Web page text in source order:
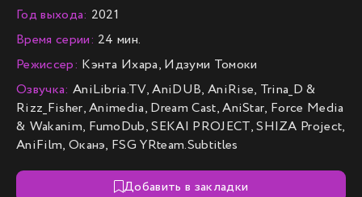
Год выхода: 2021
Время серии: 24 мин.
Режиссер: Кэнта Ихара, Идзуми Томоки
Озвучка: AniLibria.TV, AniDUB, AniRise, Trina_D &
Rizz_Fisher, Animedia, Dream Cast, AniStar, Force Media
& Wakanim, FumoDub, SEKAI PROJECT, SHIZA Project,
AniFilm, Оканэ, FSG YRteam.Subtitles
Добавить в закладки